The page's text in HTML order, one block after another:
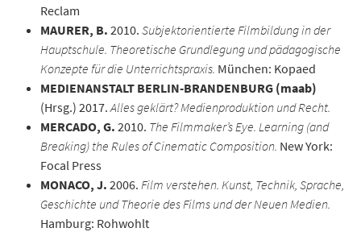
Reclam
MAURER, B. 2010. Subjektorientierte Filmbildung in der
Hauptschule. Theoretische Grundlegung und pädagogische
Konzepte für die Unterrichtspraxis. München: Kopaed
MEDIENANSTALT BERLIN-BRANDENBURG (maab)
(Hrsg.) 2017. Alles geklärt? Medienproduktion und Recht.
MERCADO, G. 2010. The Filmmaker’s Eye. Learning (and
Breaking) the Rules of Cinematic Composition. New York:
Focal Press
MONACO, J. 2006. Film verstehen. Kunst, Technik, Sprache,
Geschichte und Theorie des Films und der Neuen Medien.
Hamburg: Rohwohlt